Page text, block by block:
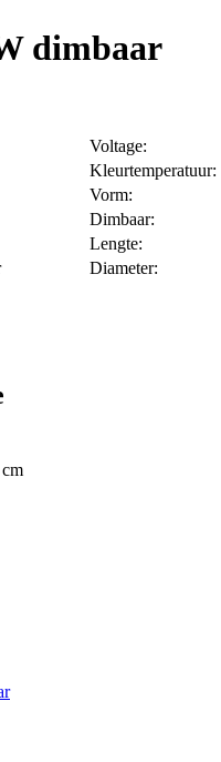
dimbaar
Voltage:
Kleurtemperatuur:
Vorm:
Dimbaar:
Lengte:
Diameter: